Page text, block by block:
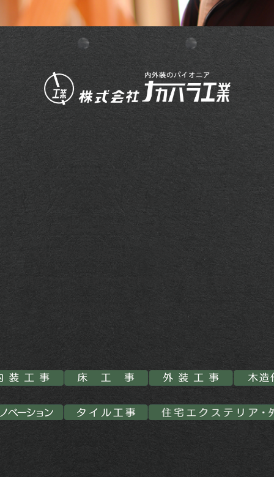
私たち株式会社ナカハラ工業は
「笑門福来」をモットーに、
いつも楽しそうにしている家には、おのずと幸せがやってくる
という想いを胸に、私たちはお客様第一であることを徹底し、